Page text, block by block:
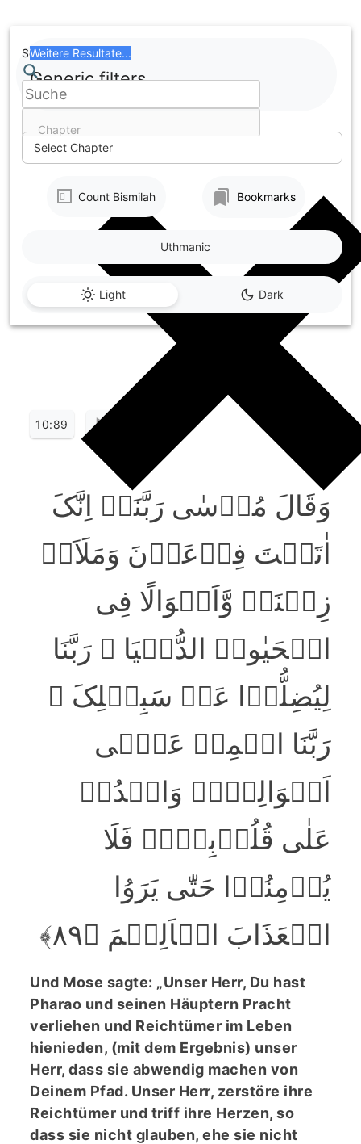
to
content
Chapter
Select Chapter
Search
Weitere Resultate...
Generic filters
Count Bismilah Bookmarks
Light Dark
Uthmanic
10:89
وَقَالَ مُوۡسٰی رَبَّنَاۤ اِنَّکَ
اٰتَیۡتَ فِرۡعَوۡنَ وَمَلَاَہٗ
زِیۡنَۃً وَّاَمۡوَالًا فِی
الۡحَیٰوۃِ الدُّنۡیَا ۙ رَبَّنَا
لِیُضِلُّوۡا عَنۡ سَبِیۡلِکَ ۚ
رَبَّنَا اطۡمِسۡ عَلٰۤی
اَمۡوَالِہِمۡ وَاشۡدُدۡ
عَلٰی قُلُوۡبِہِمۡ فَلَا
یُؤۡمِنُوۡا حَتّٰی یَرَوُا
الۡعَذَابَ الۡاَلِیۡمَ ﴿۸۹﴾
Und Mose sagte: „Unser Herr, Du hast
Pharao und seinen Häuptern Pracht
verliehen und Reichtümer im Leben
hienieden, (mit dem Ergebnis) unser
Herr, dass sie abwendig machen von
Deinem Pfad. Unser Herr, zerstöre ihre
Reichtümer und triff ihre Herzen, so
dass sie nicht glauben, ehe sie nicht